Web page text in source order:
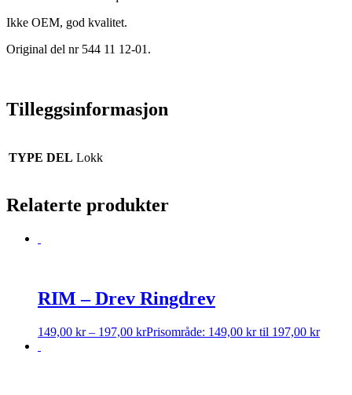
Ikke OEM, god kvalitet.
Original del nr 544 11 12-01.
Tilleggsinformasjon
TYPE DEL Lokk
Relaterte produkter
RIM – Drev Ringdrev
149,00 kr – 197,00 krPrisområde: 149,00 kr til 197,00 kr